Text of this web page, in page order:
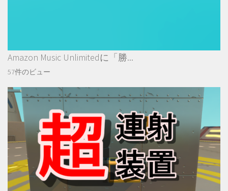
Amazon Music Unlimitedに「勝...
57件のビュー